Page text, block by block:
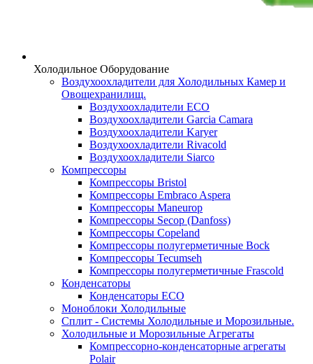
Холодильное Оборудование
Воздухоохладители для Холодильных Камер и
Овощехранилищ.
Воздухоохладители ECO
Воздухоохладители Garcia Camara
Воздухоохладители Karyer
Воздухоохладители Rivacold
Воздухоохладители Siarco
Компрессоры
Компрессоры Bristol
Компрессоры Embraco Aspera
Компрессоры Maneurop
Компрессоры Secop (Danfoss)
Компрессоры Copeland
Компрессоры полугерметичные Bock
Компрессоры Tecumseh
Компрессоры полугерметичные Frascold
Конденсаторы
Конденсаторы ECO
Моноблоки Холодильные
Сплит - Системы Холодильные и Морозильные.
Холодильные и Морозильные Агрегаты
Компрессорно-конденсаторные агрегаты
Polair